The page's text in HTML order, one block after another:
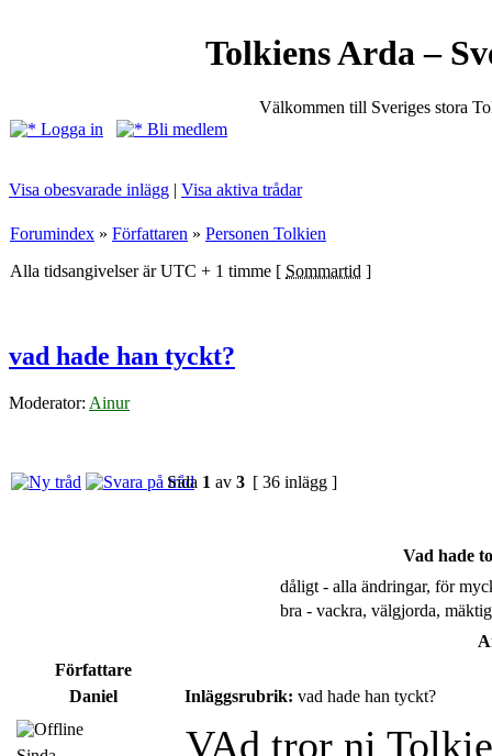
Tolkiens Arda –
Välkommen till Sveriges stora
Logga in
Bli medlem
Visa obesvarade inlägg | Visa aktiva trådar
Forumindex » Författaren » Personen Tolkien
Alla tidsangivelser är UTC + 1 timme [ Sommartid ]
vad hade han tyckt?
Moderator: Ainur
Sida 1 av 3 [ 36 inlägg ]
Vad hade
dåligt - alla ändringar, för
bra - vackra, välgjorda,
Författare
Daniel
Inläggsrubrik: vad hade han tyckt?
VAd tror ni